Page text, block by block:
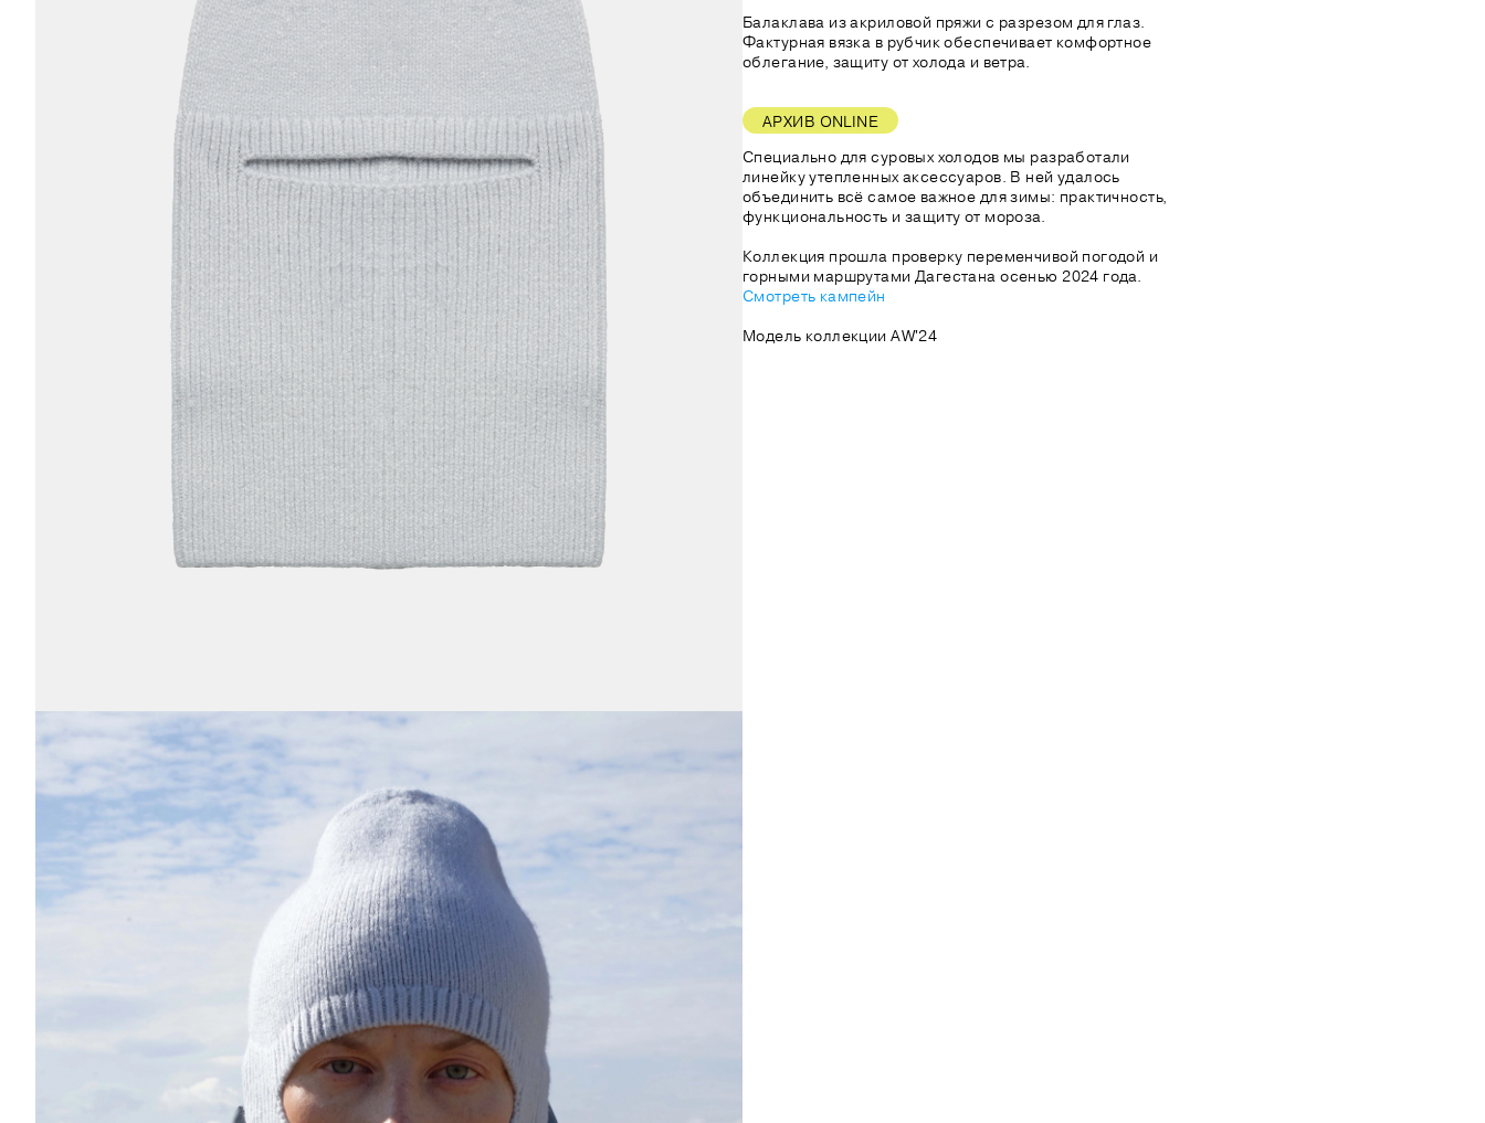
Балаклава из акриловой пряжи с разрезом для глаз.
Фактурная вязка в рубчик обеспечивает комфортное
облегание, защиту от холода и ветра.
АРХИВ ONLINE
Специально для суровых холодов мы разработали
линейку утепленных аксессуаров. В ней удалось
объединить всё самое важное для зимы: практичность,
функциональность и защиту от мороза.
Коллекция прошла проверку переменчивой погодой и
горными маршрутами Дагестана осенью 2024 года.
Смотреть кампейн
Модель коллекции AW'24